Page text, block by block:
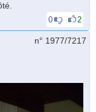
0 2
n° 1977/7217